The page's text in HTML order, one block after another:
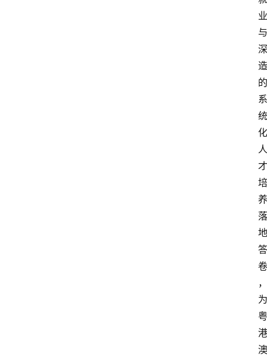
业
与
深
造
的
系
统
化
人
才
培
养
落
地
答
卷
，
为
粤
港
澳